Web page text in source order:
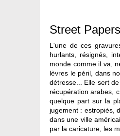
Street Papers
L'une de ces
hurlants, résignés,
monde comme il va,
lèvres le péril, dans
détresse... Elle sert
récupération arabes,
quelque part sur la
jugement : estropiés,
dans une ville
par la caricature, les